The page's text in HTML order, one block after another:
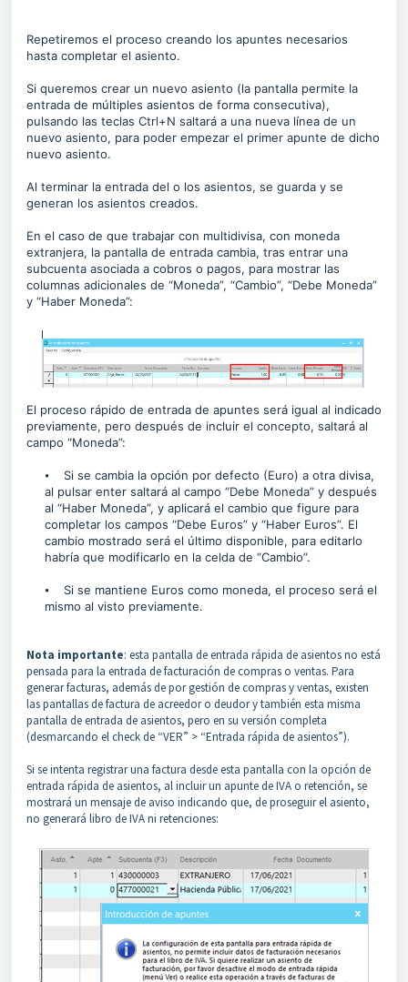
Repetiremos el proceso creando los apuntes necesarios
hasta completar el asiento.
Si queremos crear un nuevo asiento (la pantalla permite la
entrada de múltiples asientos de forma consecutiva),
pulsando las teclas Ctrl+N saltará a una nueva línea de un
nuevo asiento, para poder empezar el primer apunte de dicho
nuevo asiento.
Al terminar la entrada del o los asientos, se guarda y se
generan los asientos creados.
En el caso de que trabajar con multidivisa, con moneda
extranjera, la pantalla de entrada cambia, tras entrar una
subcuenta asociada a cobros o pagos, para mostrar las
columnas adicionales de “Moneda”, “Cambio”, “Debe Moneda”
y “Haber Moneda”:
El proceso rápido de entrada de apuntes será igual al indicado
previamente, pero después de incluir el concepto, saltará al
campo “Moneda”:
⦁ Si se cambia la opción por defecto (Euro) a otra divisa,
al pulsar enter saltará al campo “Debe Moneda” y después
al “Haber Moneda”, y aplicará el cambio que figure para
completar los campos “Debe Euros” y “Haber Euros”. El
cambio mostrado será el último disponible, para editarlo
habría que modificarlo en la celda de “Cambio”.
⦁ Si se mantiene Euros como moneda, el proceso será el
mismo al visto previamente.
Nota importante: esta pantalla de entrada rápida de asientos no está
pensada para la entrada de facturación de compras o ventas. Para
generar facturas, además de por gestión de compras y ventas, existen
las pantallas de factura de acreedor o deudor y también esta misma
pantalla de entrada de asientos, pero en su versión completa
(desmarcando el check de “VER” > “Entrada rápida de asientos”).
Si se intenta registrar una factura desde esta pantalla con la opción de
entrada rápida de asientos, al incluir un apunte de IVA o retención, se
mostrará un mensaje de aviso indicando que, de proseguir el asiento,
no generará libro de IVA ni retenciones: